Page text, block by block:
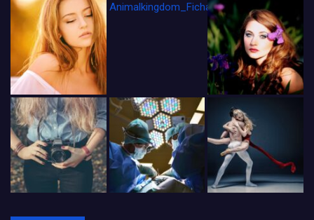
Animalkingdom_FichaCine